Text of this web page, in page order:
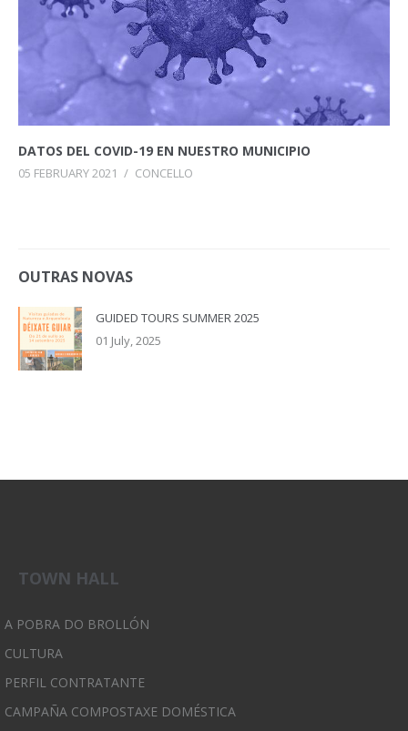
DATOS DEL COVID-19 EN NUESTRO MUNICIPIO
05 FEBRUARY 2021 / CONCELLO
OUTRAS NOVAS
GUIDED TOURS SUMMER 2025
01 July, 2025
TOWN HALL
A POBRA DO BROLLÓN
CULTURA
PERFIL CONTRATANTE
CAMPAÑA COMPOSTAXE DOMÉSTICA